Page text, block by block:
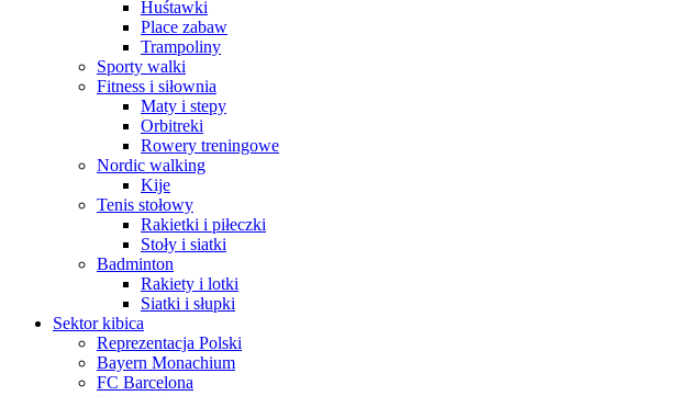
Huśtawki
Place zabaw
Trampoliny
Sporty walki
Fitness i siłownia
Maty i stepy
Orbitreki
Rowery treningowe
Nordic walking
Kije
Tenis stołowy
Rakietki i piłeczki
Stoły i siatki
Badminton
Rakiety i lotki
Siatki i słupki
Sektor kibica
Reprezentacja Polski
Bayern Monachium
FC Barcelona